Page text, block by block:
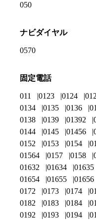
050
ナビダイヤル
0570
固定電話
011 0123 0124
0134
0135 0136
0138
0139 01392
0144
0145 01456
0152
0153 0154
01564
0157 0158
01632
01634 01635
01654
01655 01656
0172
0173 0174
0182
0183 0184
0192
0193 0194